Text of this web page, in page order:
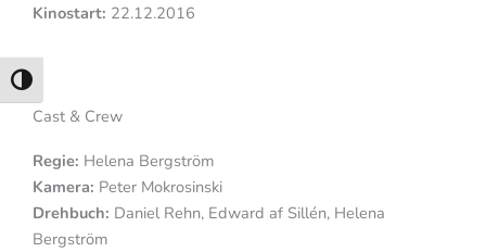
Umschalten auf hohe Kontraste
Kinostart: 22.12.2016
Cast & Crew
Regie: Helena Bergström
Kamera: Peter Mokrosinski
Drehbuch: Daniel Rehn, Edward af Sillén, Helena
Bergström